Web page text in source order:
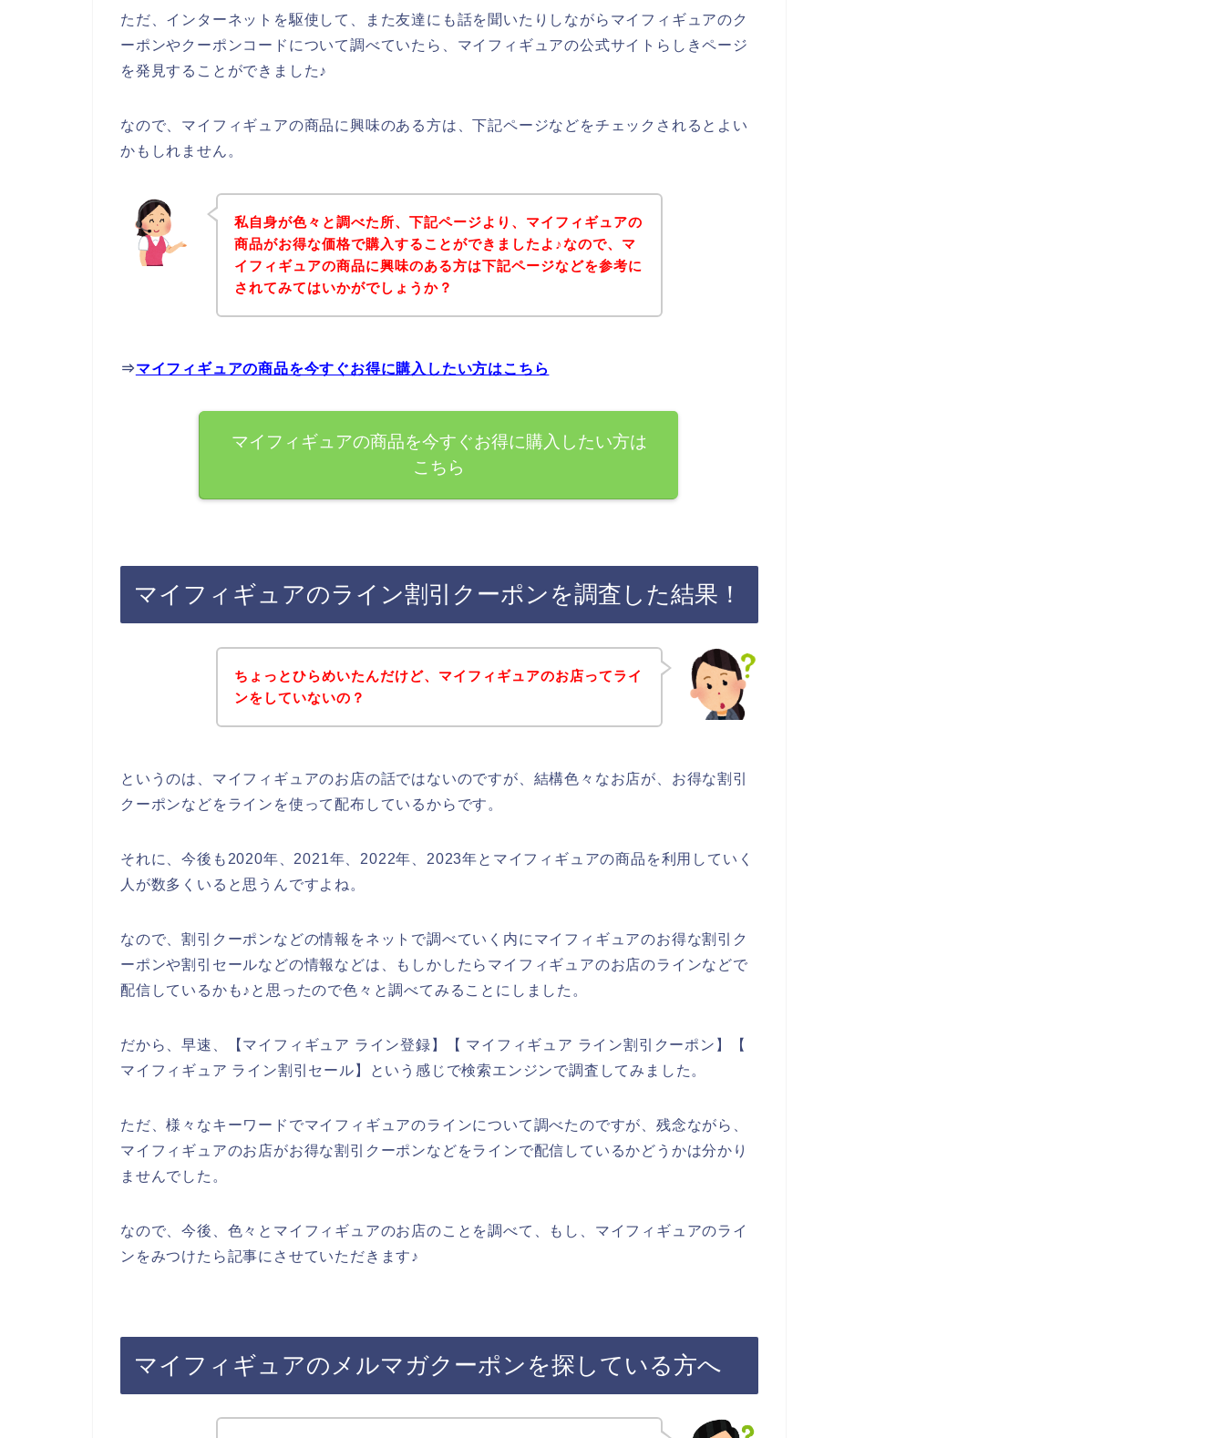
ただ、インターネットを駆使して、また友達にも話を聞いたりしながらマイフィギュアのク
ーポンやクーポンコードについて調べていたら、マイフィギュアの公式サイトらしきページ
を発見することができました♪
なので、マイフィギュアの商品に興味のある方は、下記ページなどをチェックされるとよい
かもしれません。
私自身が色々と調べた所、下記ページより、マイフィギュアの
商品がお得な価格で購入することができましたよ♪なので、マ
イフィギュアの商品に興味のある方は下記ページなどを参考に
されてみてはいかがでしょうか？
⇒マイフィギュアの商品を今すぐお得に購入したい方はこちら
マイフィギュアの商品を今すぐお得に購入したい方は
こちら
マイフィギュアのライン割引クーポンを調査した結果！
ちょっとひらめいたんだけど、マイフィギュアのお店ってライ
ンをしていないの？
というのは、マイフィギュアのお店の話ではないのですが、結構色々なお店が、お得な割引
クーポンなどをラインを使って配布しているからです。
それに、今後も2020年、2021年、2022年、2023年とマイフィギュアの商品を利用していく
人が数多くいると思うんですよね。
なので、割引クーポンなどの情報をネットで調べていく内にマイフィギュアのお得な割引ク
ーポンや割引セールなどの情報などは、もしかしたらマイフィギュアのお店のラインなどで
配信しているかも♪と思ったので色々と調べてみることにしました。
だから、早速、【マイフィギュア ライン登録】【 マイフィギュア ライン割引クーポン】【
マイフィギュア ライン割引セール】という感じで検索エンジンで調査してみました。
ただ、様々なキーワードでマイフィギュアのラインについて調べたのですが、残念ながら、
マイフィギュアのお店がお得な割引クーポンなどをラインで配信しているかどうかは分かり
ませんでした。
なので、今後、色々とマイフィギュアのお店のことを調べて、もし、マイフィギュアのライ
ンをみつけたら記事にさせていただきます♪
マイフィギュアのメルマガクーポンを探している方へ